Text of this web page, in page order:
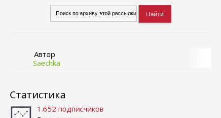
Автор
Saechka
Статистика
1.652 подписчиков